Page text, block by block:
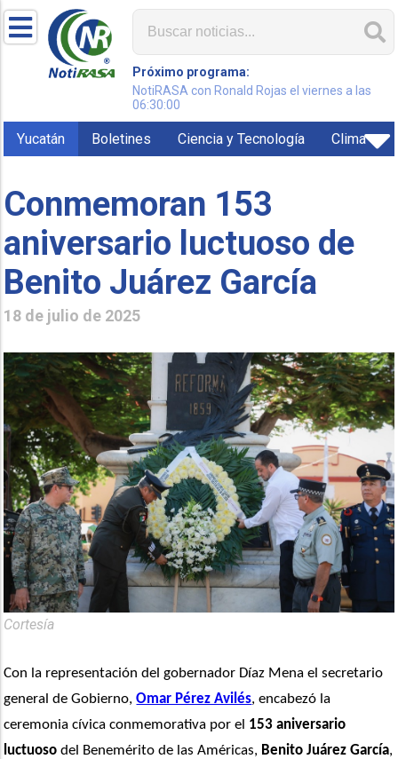
Próximo programa:
NotiRASA con Ronald Rojas el viernes a las
06:30:00
Yucatán Boletines Ciencia y Tecnología Clima
Conmemoran 153
aniversario luctuoso de
Benito Juárez García
18 de julio de 2025
Cortesía
Con la representación del gobernador Díaz Mena el secretario
general de Gobierno, Omar Pérez Avilés, encabezó la
ceremonia cívica conmemorativa por el 153 aniversario
luctuoso del Benemérito de las Américas, Benito Juárez García,